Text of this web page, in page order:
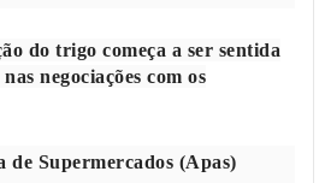
do trigo começa a ser sentida
negociações com os
de Supermercados (Apas)